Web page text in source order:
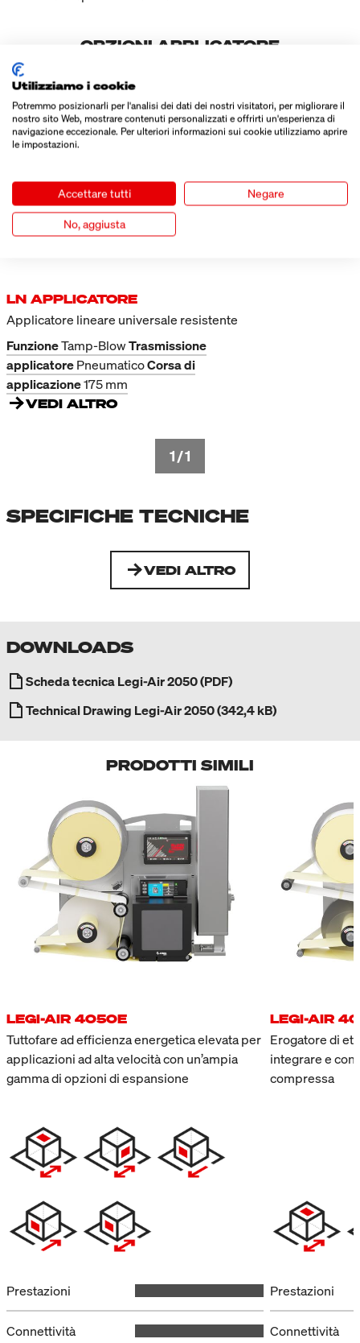
OPZIONI APPLICATORE
LN APPLICATORE
Applicatore lineare universale resistente
FunzioneTamp-BlowTrasmissione
applicatorePneumaticoCorsa di
applicazione175 mm
VEDI ALTRO
1/1
SPECIFICHE TECNICHE
VEDI ALTRO
DOWNLOADS
Scheda tecnica Legi-Air 2050 (PDF)
Technical Drawing Legi-Air 2050 (342,4 kB)
PRODOTTI SIMILI
LEGI-AIR 4050E
Tuttofare ad efficienza energetica elevata per
applicazioni ad alta velocità con un’ampia
gamma di opzioni di espansione
Prestazioni
Connettività
LEGI-AIR
Erogatore di
integrare e
compressa
Prestazioni
Connettività
Utilizziamo i cookie
Potremmo posizionarli per l'analisi dei dati dei nostri visitatori, per migliorare il
nostro sito Web, mostrare contenuti personalizzati e offrirti un'esperienza di
navigazione eccezionale. Per ulteriori informazioni sui cookie utilizziamo aprire
le impostazioni.
Accettare tutti Negare
No, aggiusta